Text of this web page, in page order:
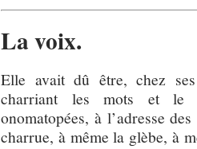
La voix.
Elle avait dû être, chez
charriant les mots et le
onomatopées, à l’adresse
charrue, à même la glèbe, à